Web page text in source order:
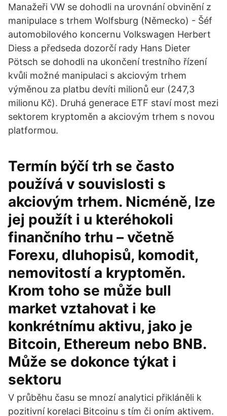
Manažeři VW se dohodli na urovnání obvinění z
manipulace s trhem Wolfsburg (Německo) - Šéf
automobilového koncernu Volkswagen Herbert
Diess a předseda dozorčí rady Hans Dieter
Pötsch se dohodli na ukončení trestního řízení
kvůli možné manipulaci s akciovým trhem
výměnou za platbu devíti milionů eur (247,3
milionu Kč). Druhá generace ETF staví most mezi
sektorem kryptoměn a akciovým trhem s novou
platformou.
Termín býčí trh se často
používá v souvislosti s
akciovým trhem. Nicméně, lze
jej použít i u kteréhokoli
finančního trhu – včetně
Forexu, dluhopisů, komodit,
nemovitostí a kryptoměn.
Krom toho se může bull
market vztahovat i ke
konkrétnímu aktivu, jako je
Bitcoin, Ethereum nebo BNB.
Může se dokonce týkat i
sektoru
V průběhu času se mnozí analytici přikláněli k
pozitivní korelaci Bitcoinu s tím či oním aktivem.